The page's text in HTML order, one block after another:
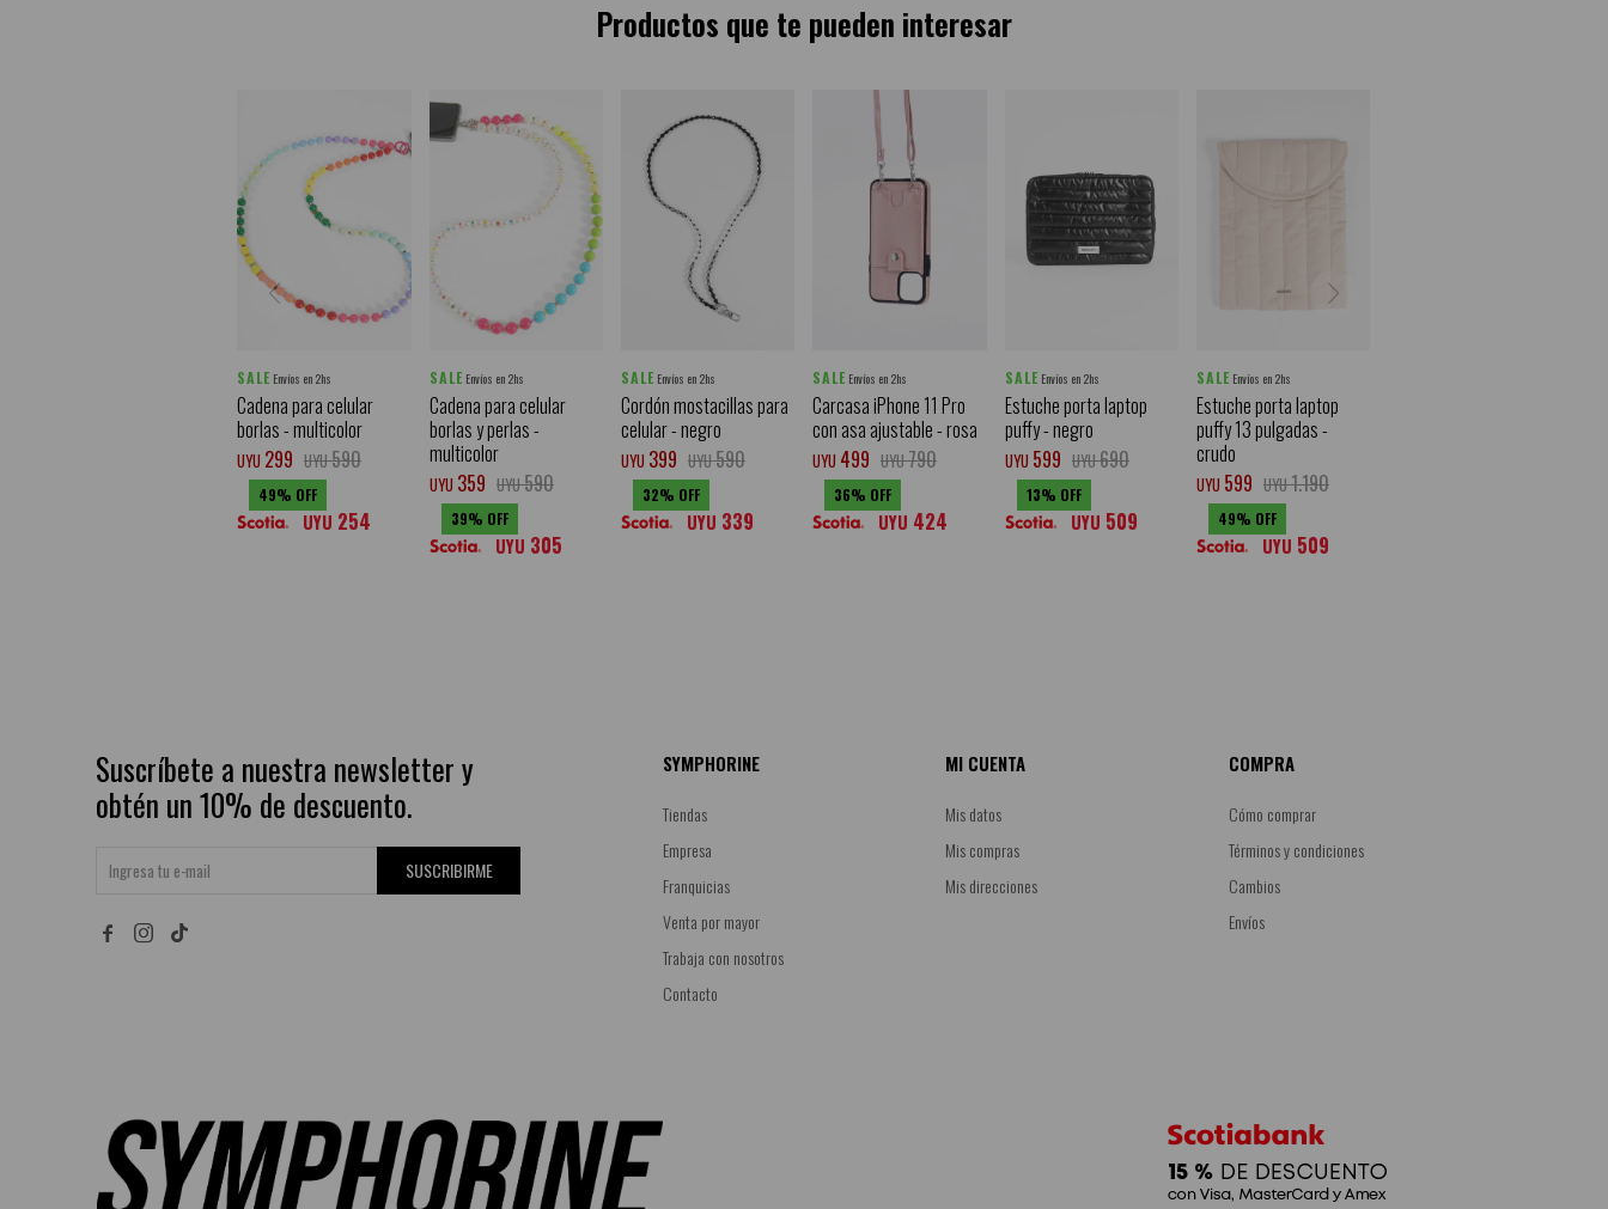
Productos que te pueden interesar
SALE Envíos en 2hs
Cadena para celular
borlas - multicolor
UYU 299 UYU590
49
UYU 254
SALE Envíos en 2hs
Cadena para celular
borlas y perlas -
multicolor
UYU 359 UYU590
39
UYU 305
SALE Envíos en 2hs
Cordón mostacillas para
celular - negro
UYU 399 UYU590
32
UYU 339
SALE Envíos en 2hs
Carcasa iPhone 11 Pro
con asa ajustable - rosa
UYU 499 UYU790
36
UYU 424
SALE Envíos en 2hs
Estuche porta laptop
puffy - negro
UYU 599 UYU690
13
UYU 509
SALE Envíos en 2hs
Estuche porta laptop
puffy 13 pulgadas -
crudo
UYU 599 UYU1.190
49
UYU 509
Suscríbete a nuestra newsletter y
obtén un 10% de descuento.
SUSCRIBIRME
 
SYMPHORINE
Tiendas
Empresa
Franquicias
Venta por mayor
Trabaja con nosotros
Contacto
MI CUENTA
Mis datos
Mis compras
Mis direcciones
COMPRA
Cómo comprar
Términos y condiciones
Cambios
Envíos